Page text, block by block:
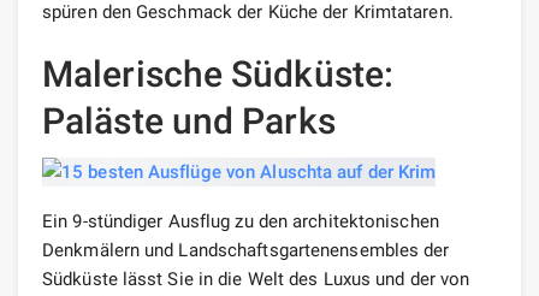
spüren den Geschmack der Küche der Krimtataren.
Malerische Südküste:
Paläste und Parks
Ein 9-stündiger Ausflug zu den architektonischen
Denkmälern und Landschaftsgartenensembles der
Südküste lässt Sie in die Welt des Luxus und der von